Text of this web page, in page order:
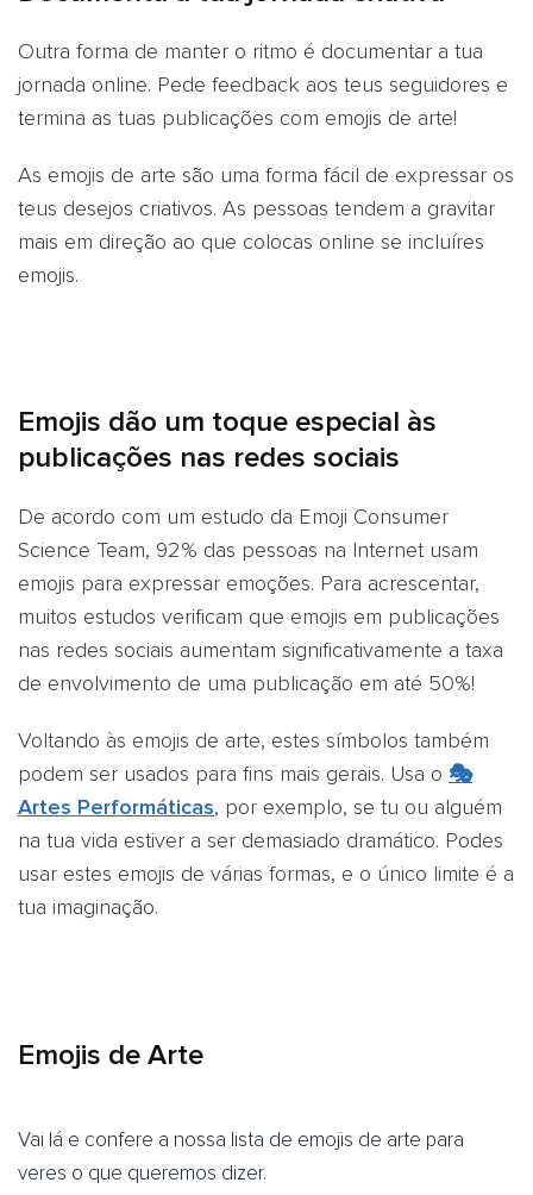
Outra forma de manter o ritmo é documentar a tua
jornada online. Pede feedback aos teus seguidores e
termina as tuas publicações com emojis de arte!
As emojis de arte são uma forma fácil de expressar os
teus desejos criativos. As pessoas tendem a gravitar
mais em direção ao que colocas online se incluíres
emojis.
Emojis dão um toque especial às
publicações nas redes sociais
De acordo com um estudo da Emoji Consumer
Science Team, 92% das pessoas na Internet usam
emojis para expressar emoções. Para acrescentar,
muitos estudos verificam que emojis em publicações
nas redes sociais aumentam significativamente a taxa
de envolvimento de uma publicação em até 50%!
Voltando às emojis de arte, estes símbolos também
podem ser usados para fins mais gerais. Usa o 🎭
Artes Performáticas, por exemplo, se tu ou alguém
na tua vida estiver a ser demasiado dramático. Podes
usar estes emojis de várias formas, e o único limite é a
tua imaginação.
Emojis de Arte
Vai lá e confere a nossa lista de emojis de arte para
veres o que queremos dizer.